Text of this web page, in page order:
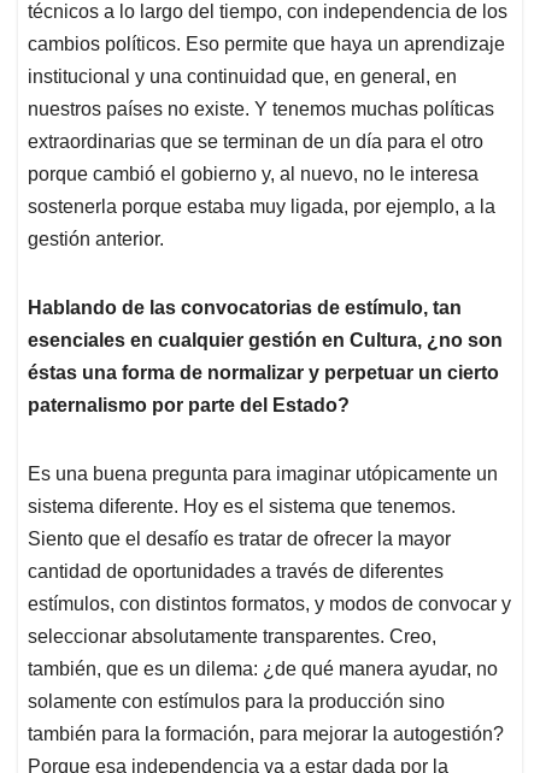
técnicos a lo largo del tiempo, con independencia de los
cambios políticos. Eso permite que haya un aprendizaje
institucional y una continuidad que, en general, en
nuestros países no existe. Y tenemos muchas políticas
extraordinarias que se terminan de un día para el otro
porque cambió el gobierno y, al nuevo, no le interesa
sostenerla porque estaba muy ligada, por ejemplo, a la
gestión anterior.
Hablando de las convocatorias de estímulo, tan
esenciales en cualquier gestión en Cultura, ¿no son
éstas una forma de normalizar y perpetuar un cierto
paternalismo por parte del Estado?
Es una buena pregunta para imaginar utópicamente un
sistema diferente. Hoy es el sistema que tenemos.
Siento que el desafío es tratar de ofrecer la mayor
cantidad de oportunidades a través de diferentes
estímulos, con distintos formatos, y modos de convocar y
seleccionar absolutamente transparentes. Creo,
también, que es un dilema: ¿de qué manera ayudar, no
solamente con estímulos para la producción sino
también para la formación, para mejorar la autogestión?
Porque esa independencia va a estar dada por la